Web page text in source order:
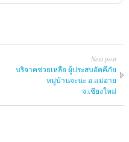
Next post
บริจาคช่วยเหลือ ผู้ประสบอัคคีภัย
หมู่บ้านจะนะ อ.แม่อาย
จ.เชียงใหม่